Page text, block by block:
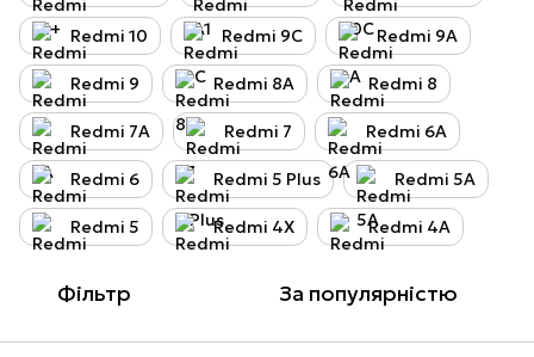
Redmi 10 Redmi 9C Redmi 9A
Redmi 9 Redmi 8A Redmi 8
Redmi 7A Redmi 7 Redmi 6A
Redmi 6 Redmi 5 Plus Redmi 5A
Redmi 5 Redmi 4X Redmi 4A
Фільтр За популярністю